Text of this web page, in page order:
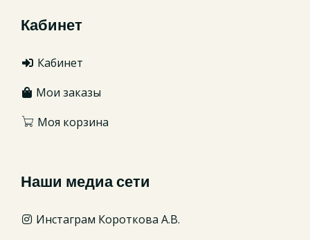
Кабинет
Кабинет
Мои заказы
Моя корзина
Наши медиа сети
Инстаграм Короткова А.В.